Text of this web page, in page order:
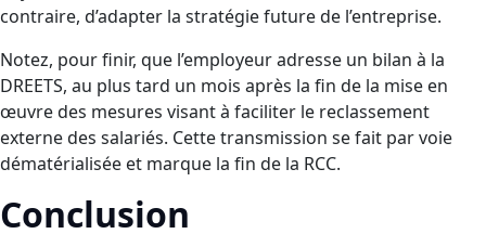
contraire, d’adapter la stratégie future de l’entreprise.
Notez, pour finir, que l’employeur adresse un bilan à la
DREETS, au plus tard un mois après la fin de la mise en
œuvre des mesures visant à faciliter le reclassement
externe des salariés. Cette transmission se fait par voie
dématérialisée et marque la fin de la RCC.
Conclusion